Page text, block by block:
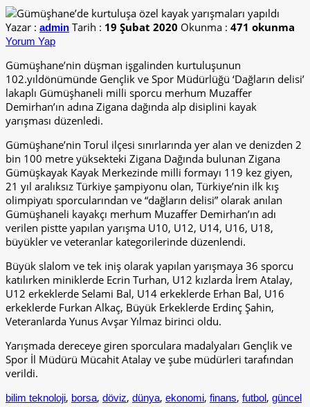
Yazar : admin Tarih : 19 Şubat 2020 Okunma : 471 okunma
Yorum Yap
Gümüşhane’nin düşman işgalinden kurtuluşunun
102.yıldönümünde Gençlik ve Spor Müdürlüğü ‘Dağların delisi’
lakaplı Gümüşhaneli milli sporcu merhum Muzaffer
Demirhan’ın adına Zigana dağında alp disiplini kayak
yarışması düzenledi.
Gümüşhane’nin Torul ilçesi sınırlarında yer alan ve denizden 2
bin 100 metre yüksekteki Zigana Dağında bulunan Zigana
Gümüşkayak Kayak Merkezinde milli formayı 119 kez giyen,
21 yıl aralıksız Türkiye şampiyonu olan, Türkiye’nin ilk kış
olimpiyatı sporcularından ve “dağların delisi” olarak anılan
Gümüşhaneli kayakçı merhum Muzaffer Demirhan’ın adı
verilen pistte yapılan yarışma U10, U12, U14, U16, U18,
büyükler ve veteranlar kategorilerinde düzenlendi.
Büyük slalom ve tek iniş olarak yapılan yarışmaya 36 sporcu
katılırken miniklerde Ecrin Turhan, U12 kızlarda İrem Atalay,
U12 erkeklerde Selami Bal, U14 erkeklerde Erhan Bal, U16
erkeklerde Furkan Alkaç, Büyük Erkeklerde Erdinç Şahin,
Veteranlarda Yunus Avşar Yılmaz birinci oldu.
Yarışmada dereceye giren sporculara madalyaları Gençlik ve
Spor İl Müdürü Mücahit Atalay ve şube müdürleri tarafından
verildi.
bilim teknoloji, borsa, döviz, dünya, ekonomi, finans, futbol, güncel